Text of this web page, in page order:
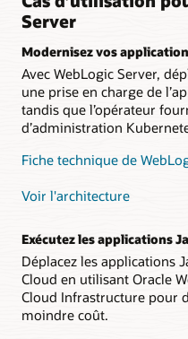
Server
Modernisez vos
Avec WebLogic Server,
une prise en charge de
tandis que l’opérateur
d’administration
Fiche technique de
Voir l'architecture
Exécutez les applications
Déplacez les applications
Cloud en utilisant Oracle
Cloud Infrastructure pour
moindre coût.